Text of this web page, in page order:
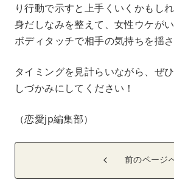
り行動で示すと上手くいくかもしれ
身だしなみを整えて、女性ウケがい
ボディタッチで相手の気持ちを揺
タイミングを見計らいながら、ぜ
しづかみにしてください！
（恋愛jp編集部）
前のページ